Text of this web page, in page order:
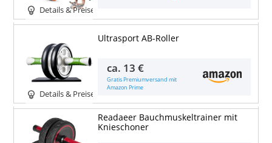
Details & Preise
Details & Preise
Ultrasport AB-Roller
ca. 13 €
Gratis Premiumversand mit
Amazon Prime
Readaeer Bauchmuskeltrainer mit
Knieschoner